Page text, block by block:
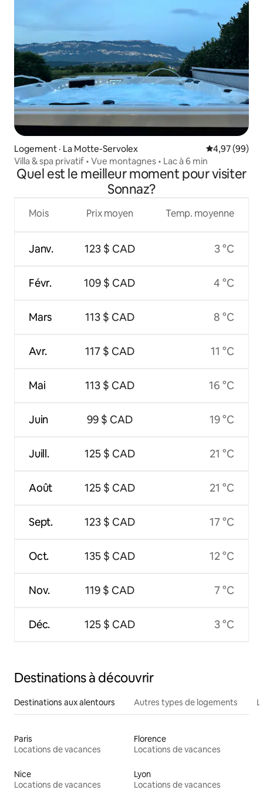
Logement · La Motte-Servolex Note
4,97 (99)
Villa & spa privatif • Vue montagnes • Lac à 6 min
Quel est le meilleur moment pour visiter
Sonnaz?
Mois
Janv.
Févr.
Mars
Avr.
Mai
Juin
Juill.
Août
Sept.
Oct.
Nov.
Déc.
Prix moyen
123 $ CAD
109 $ CAD
113 $ CAD
117 $ CAD
113 $ CAD
99 $ CAD
125 $ CAD
125 $ CAD
123 $ CAD
135 $ CAD
119 $ CAD
125 $ CAD
Temp. moyenne
3 °C
4 °C
8 °C
11 °C
16 °C
19 °C
21 °C
21 °C
17 °C
12 °C
7 °C
3 °C
Destinations à découvrir
Destinations aux alentours Autres types de logements
Paris
Locations de vacances
Florence
Locations de vacances
Nice
Locations de vacances
Lyon
Locations de vacances